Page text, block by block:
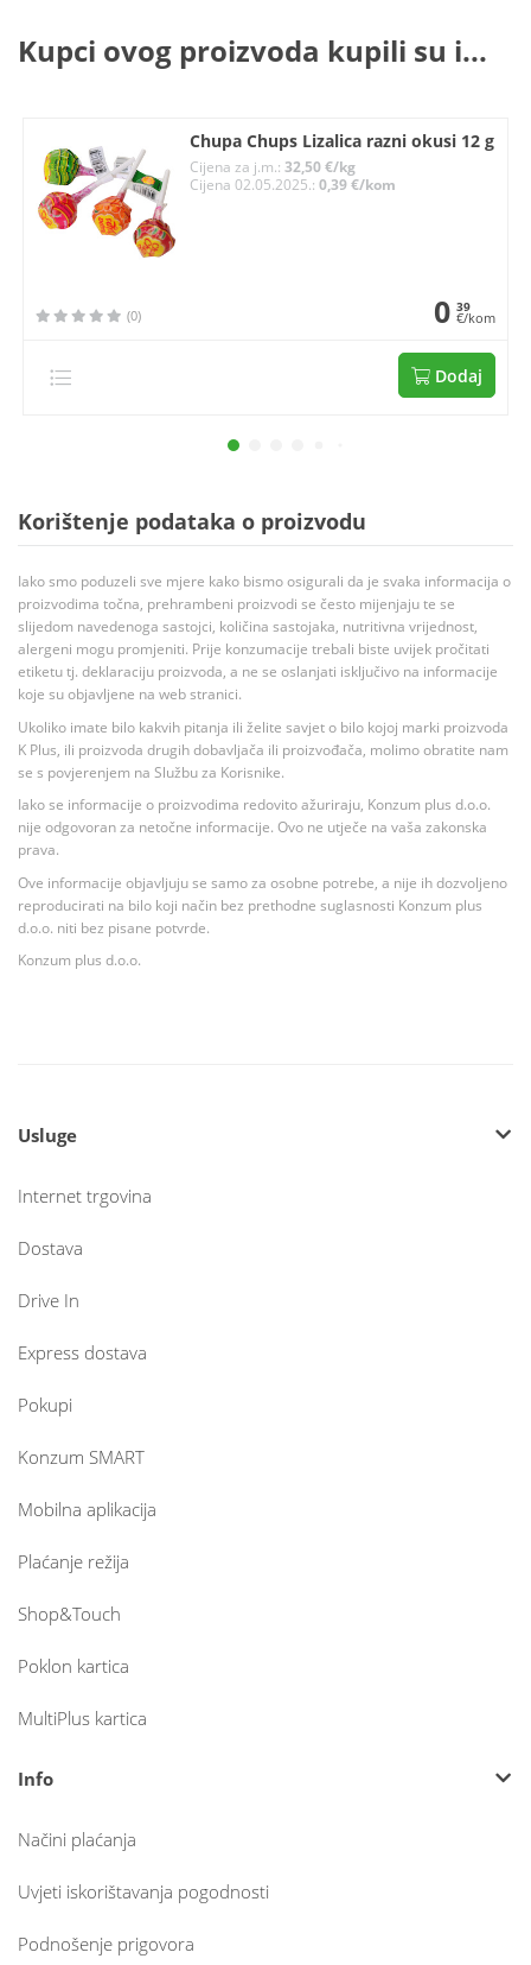
Kupci ovog proizvoda kupili su i...
Chupa Chups Lizalica razni okusi 12 g
Cijena za j.m.:32,50 €/kg
Cijena 02.05.2025.:0,39 €/kom
(0) 0 39
€/kom
Dodaj
Korištenje podataka o proizvodu
Iako smo poduzeli sve mjere kako bismo osigurali da je svaka informacija o
proizvodima točna, prehrambeni proizvodi se često mijenjaju te se
slijedom navedenoga sastojci, količina sastojaka, nutritivna vrijednost,
alergeni mogu promjeniti. Prije konzumacije trebali biste uvijek pročitati
etiketu tj. deklaraciju proizvoda, a ne se oslanjati isključivo na informacije
koje su objavljene na web stranici.
Ukoliko imate bilo kakvih pitanja ili želite savjet o bilo kojoj marki proizvoda
K Plus, ili proizvoda drugih dobavljača ili proizvođača, molimo obratite nam
se s povjerenjem na Službu za Korisnike.
Iako se informacije o proizvodima redovito ažuriraju, Konzum plus d.o.o.
nije odgovoran za netočne informacije. Ovo ne utječe na vaša zakonska
prava.
Ove informacije objavljuju se samo za osobne potrebe, a nije ih dozvoljeno
reproducirati na bilo koji način bez prethodne suglasnosti Konzum plus
d.o.o. niti bez pisane potvrde.
Konzum plus d.o.o.
Usluge
Internet trgovina
Dostava
Drive In
Express dostava
Pokupi
Konzum SMART
Mobilna aplikacija
Plaćanje režija
Shop&Touch
Poklon kartica
MultiPlus kartica
Info
Načini plaćanja
Uvjeti iskorištavanja pogodnosti
Podnošenje prigovora